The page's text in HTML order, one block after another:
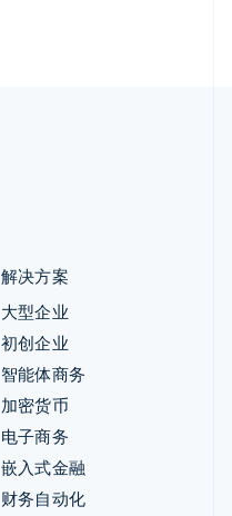
解决方案
大型企业
初创企业
智能体商务
加密货币
电子商务
嵌入式金融
财务自动化